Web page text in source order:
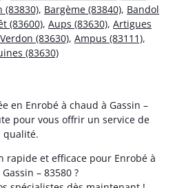
(83830), Bargème (83840), Bandol
(83600), Aups (83630), Artigues
(83630), Ampus (83111),
(83630)
en Enrobé à chaud à Gassin –
pour vous offrir un service de
qualité.
rapide et efficace pour Enrobé à
– 83580 ?